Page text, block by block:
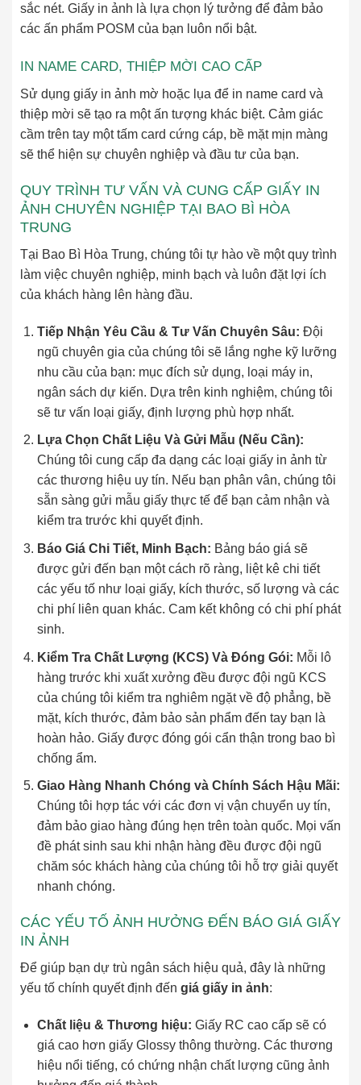
sắc nét. Giấy in ảnh là lựa chọn lý tưởng để đảm bảo
các ấn phẩm POSM của bạn luôn nổi bật.
IN NAME CARD, THIỆP MỜI CAO CẤP
Sử dụng giấy in ảnh mờ hoặc lụa để in name card và
thiệp mời sẽ tạo ra một ấn tượng khác biệt. Cảm giác
cầm trên tay một tấm card cứng cáp, bề mặt mịn màng
sẽ thể hiện sự chuyên nghiệp và đầu tư của bạn.
QUY TRÌNH TƯ VẤN VÀ CUNG CẤP GIẤY IN
ẢNH CHUYÊN NGHIỆP TẠI BAO BÌ HÒA
TRUNG
Tại Bao Bì Hòa Trung, chúng tôi tự hào về một quy trình
làm việc chuyên nghiệp, minh bạch và luôn đặt lợi ích
của khách hàng lên hàng đầu.
Tiếp Nhận Yêu Cầu & Tư Vấn Chuyên Sâu: Đội
ngũ chuyên gia của chúng tôi sẽ lắng nghe kỹ lưỡng
nhu cầu của bạn: mục đích sử dụng, loại máy in,
ngân sách dự kiến. Dựa trên kinh nghiệm, chúng tôi
sẽ tư vấn loại giấy, định lượng phù hợp nhất.
Lựa Chọn Chất Liệu Và Gửi Mẫu (Nếu Cần):
Chúng tôi cung cấp đa dạng các loại giấy in ảnh từ
các thương hiệu uy tín. Nếu bạn phân vân, chúng tôi
sẵn sàng gửi mẫu giấy thực tế để bạn cảm nhận và
kiểm tra trước khi quyết định.
Báo Giá Chi Tiết, Minh Bạch: Bảng báo giá sẽ
được gửi đến bạn một cách rõ ràng, liệt kê chi tiết
các yếu tố như loại giấy, kích thước, số lượng và các
chi phí liên quan khác. Cam kết không có chi phí phát
sinh.
Kiểm Tra Chất Lượng (KCS) Và Đóng Gói: Mỗi lô
hàng trước khi xuất xưởng đều được đội ngũ KCS
của chúng tôi kiểm tra nghiêm ngặt về độ phẳng, bề
mặt, kích thước, đảm bảo sản phẩm đến tay bạn là
hoàn hảo. Giấy được đóng gói cẩn thận trong bao bì
chống ẩm.
Giao Hàng Nhanh Chóng và Chính Sách Hậu Mãi:
Chúng tôi hợp tác với các đơn vị vận chuyển uy tín,
đảm bảo giao hàng đúng hẹn trên toàn quốc. Mọi vấn
đề phát sinh sau khi nhận hàng đều được đội ngũ
chăm sóc khách hàng của chúng tôi hỗ trợ giải quyết
nhanh chóng.
CÁC YẾU TỐ ẢNH HƯỞNG ĐẾN BÁO GIÁ GIẤY
IN ẢNH
Để giúp bạn dự trù ngân sách hiệu quả, đây là những
yếu tố chính quyết định đến giá giấy in ảnh:
Chất liệu & Thương hiệu: Giấy RC cao cấp sẽ có
giá cao hơn giấy Glossy thông thường. Các thương
hiệu nổi tiếng, có chứng nhận chất lượng cũng ảnh